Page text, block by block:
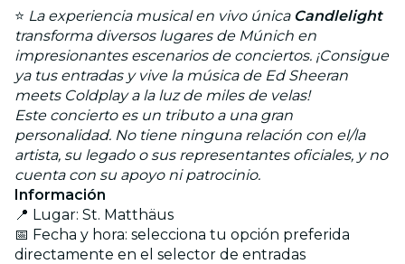
⭐ La experiencia musical en vivo única Candlelight
transforma diversos lugares de Múnich en
impresionantes escenarios de conciertos. ¡Consigue
ya tus entradas y vive la música de Ed Sheeran
meets Coldplay a la luz de miles de velas!
Este concierto es un tributo a una gran
personalidad. No tiene ninguna relación con el/la
artista, su legado o sus representantes oficiales, y no
cuenta con su apoyo ni patrocinio.
Información
📍 Lugar: St. Matthäus
📅 Fecha y hora: selecciona tu opción preferida
directamente en el selector de entradas